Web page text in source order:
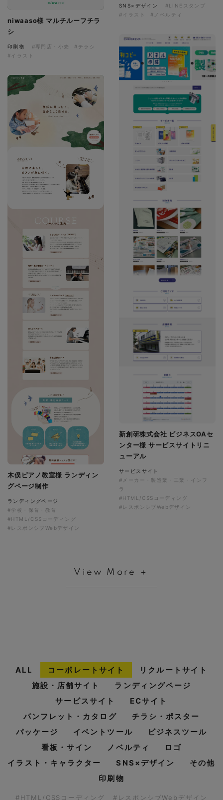
niwaaso様 マルチルーフチラ
シ
印刷物 #専門店・小売
#チラシ
#イラスト
SNS×デザイン
#LINEスタンプ
#イラスト
#ノベルティ
新創研株式会社 ビジネスOAセ
ンター様 サービスサイトリニ
ューアル
サービスサイト
#メーカー・製造業・工業・インフ
ラ
#HTML/CSSコーディング
#レスポンシブWebデザイン
木俣ピアノ教室様 ランディン
グページ制作
ランディングページ
#学校・保育・教育
#HTML/CSSコーディング
#レスポンシブWebデザイン
View More ＋
ALL コーポレートサイト
リクルートサイト
施設・店舗サイト
ランディングページ
サービスサイト
ECサイト
パンフレット・カタログ
チラシ・ポスター
パッケージ
イベントツール
ビジネスツール
看板・サイン
ノベルティ
ロゴ
イラスト・キャラクター
SNS×デザイン
その他
印刷物
#HTML/CSSコーディング
#レスポンシブWebデザイン